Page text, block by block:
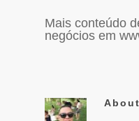
Mais conteúdo
negócios em
About